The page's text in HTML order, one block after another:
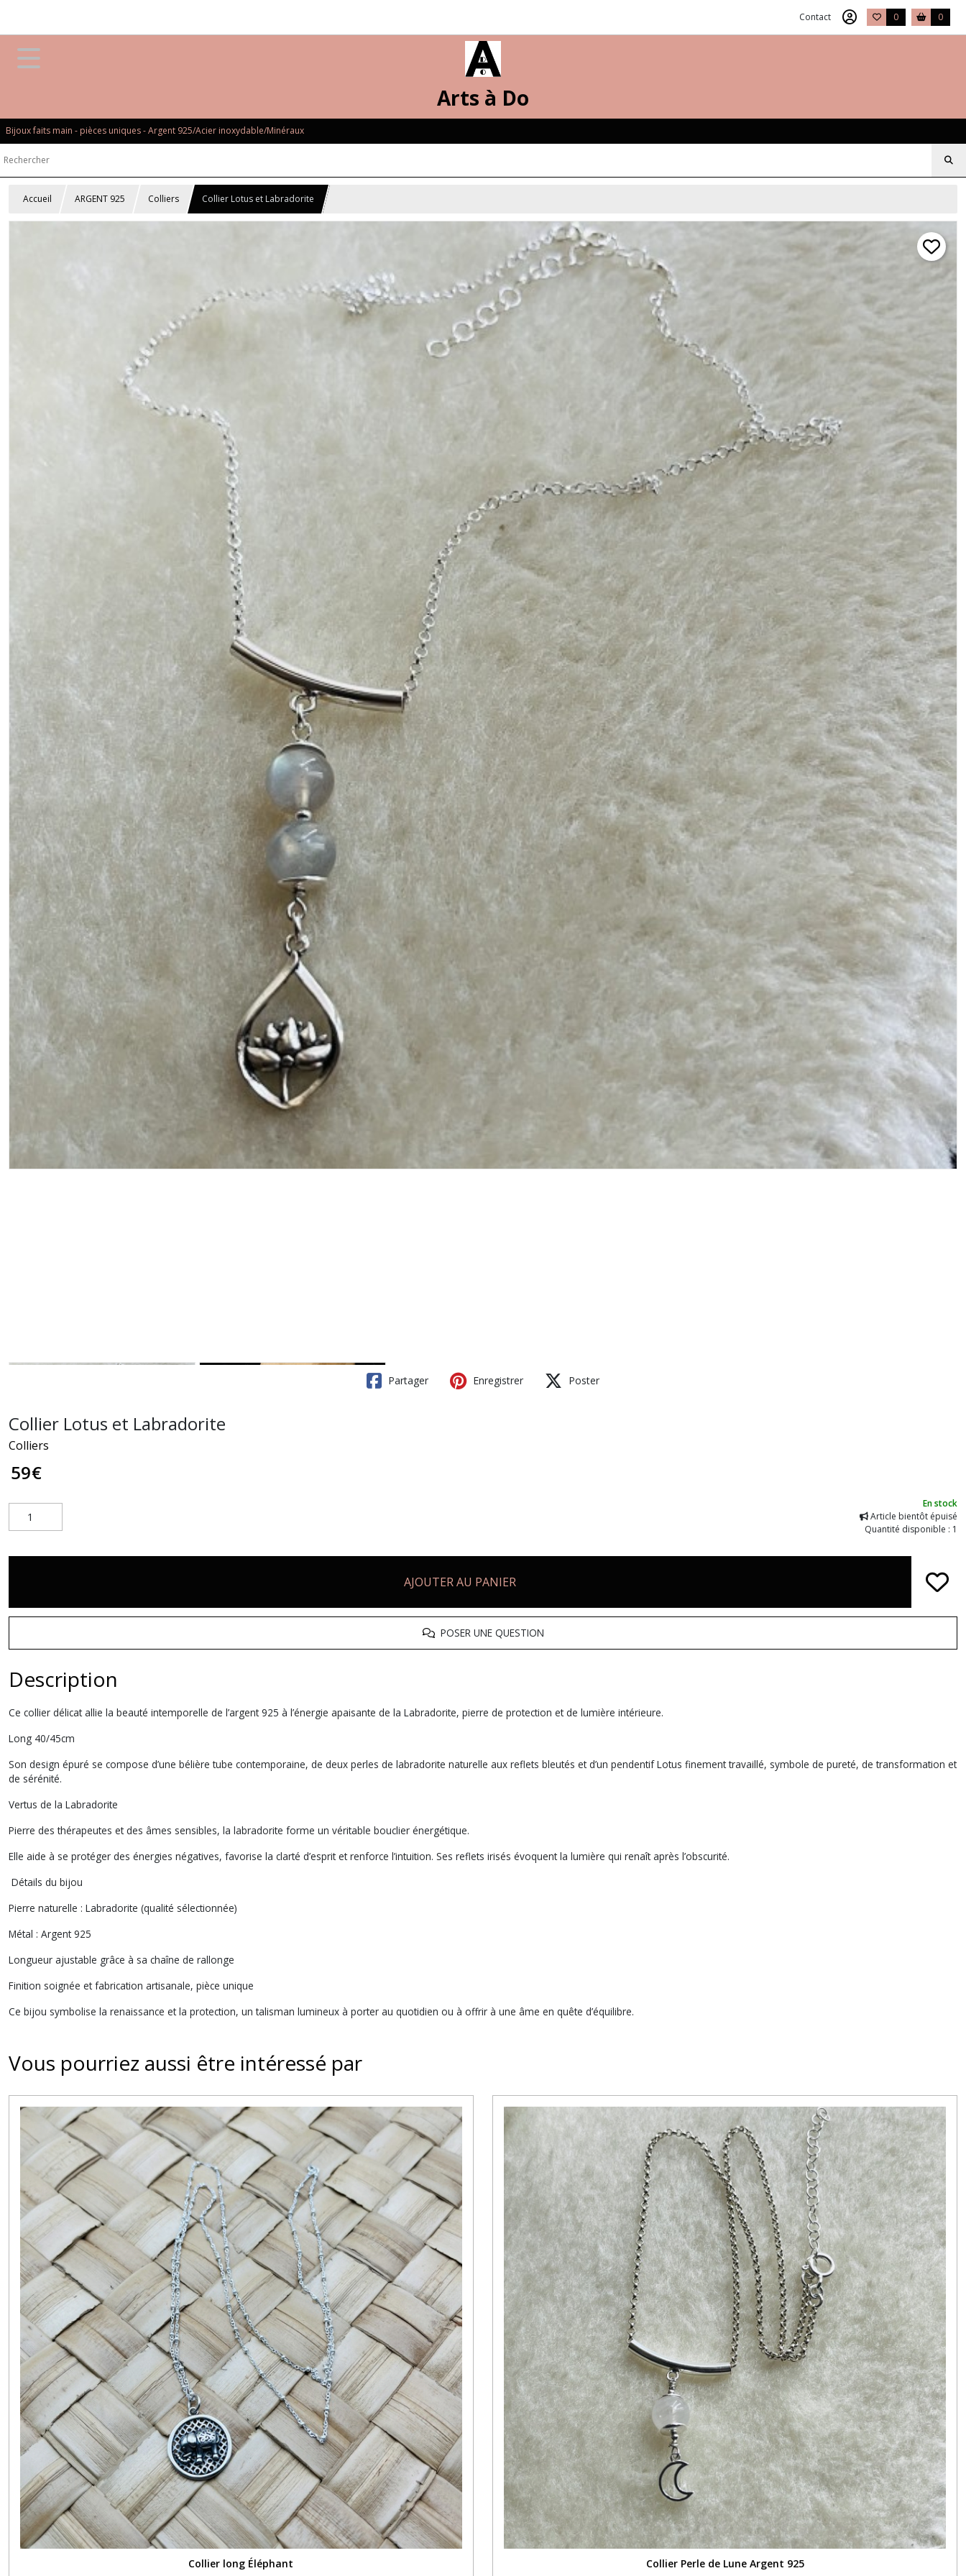
Contact 0 0
Arts à Do
Bijoux faits main - pièces uniques - Argent 925/Acier inoxydable/Minéraux
Accueil ARGENT 925 Colliers Collier Lotus et Labradorite
Partager Enregistrer Poster
Collier Lotus et Labradorite
Colliers
59€
En stock
Article bientôt épuisé
Quantité disponible : 1
AJOUTER AU PANIER
POSER UNE QUESTION
Description
Ce collier délicat allie la beauté intemporelle de l’argent 925 à l’énergie apaisante de la Labradorite, pierre de protection et de lumière intérieure.
Long 40/45cm
Son design épuré se compose d’une bélière tube contemporaine, de deux perles de labradorite naturelle aux reflets bleutés et d’un pendentif Lotus finement travaillé, symbole de pureté, de transformation et
de sérénité.
Vertus de la Labradorite
Pierre des thérapeutes et des âmes sensibles, la labradorite forme un véritable bouclier énergétique.
Elle aide à se protéger des énergies négatives, favorise la clarté d’esprit et renforce l’intuition. Ses reflets irisés évoquent la lumière qui renaît après l’obscurité.
Détails du bijou
Pierre naturelle : Labradorite (qualité sélectionnée)
Métal : Argent 925
Longueur ajustable grâce à sa chaîne de rallonge
Finition soignée et fabrication artisanale, pièce unique
Ce bijou symbolise la renaissance et la protection, un talisman lumineux à porter au quotidien ou à offrir à une âme en quête d’équilibre.
Vous pourriez aussi être intéressé par
Collier long Éléphant Collier Perle de Lune Argent 925